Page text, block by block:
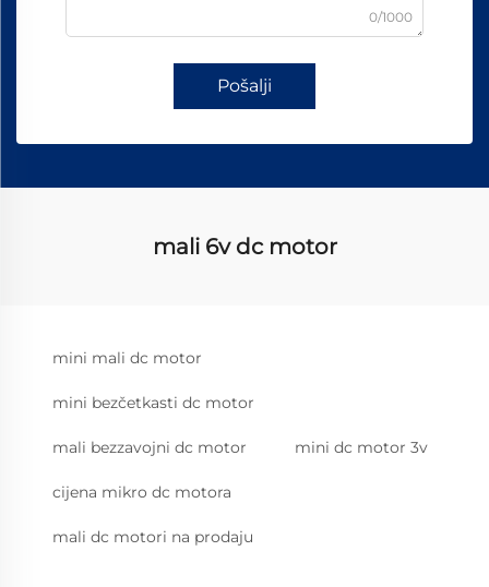
0/1000
Pošalji
mali 6v dc motor
mini mali dc motor
mini bezčetkasti dc motor
mali bezzavojni dc motor mini dc motor 3v
cijena mikro dc motora
mali dc motori na prodaju